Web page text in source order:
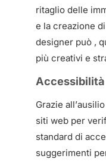
ritaglio delle
e la creazione
designer può ,
più creativi e
Accessibilità
Grazie
siti web per
standard di
suggerimenti